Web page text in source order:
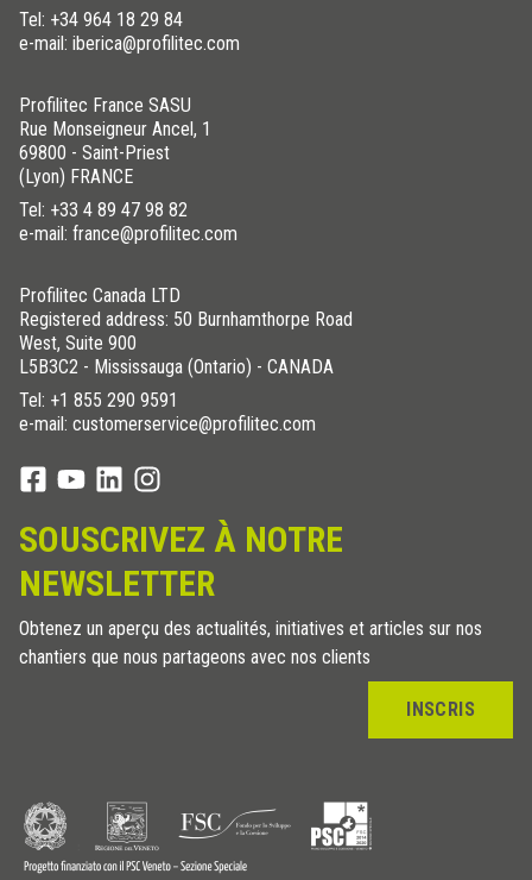
Tel: +34 964 18 29 84
e-mail: iberica@profilitec.com
Profilitec France SASU
Rue Monseigneur Ancel, 1
69800 - Saint-Priest
(Lyon) FRANCE
Tel: +33 4 89 47 98 82
e-mail: france@profilitec.com
Profilitec Canada LTD
Registered address: 50 Burnhamthorpe Road
West, Suite 900
L5B3C2 - Mississauga (Ontario) - CANADA
Tel: +1 855 290 9591
e-mail: customerservice@profilitec.com
SOUSCRIVEZ À NOTRE
NEWSLETTER
Obtenez un aperçu des actualités, initiatives et articles sur nos
chantiers que nous partageons avec nos clients
INSCRIS